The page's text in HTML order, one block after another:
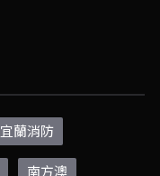
宜蘭消防
南方澳